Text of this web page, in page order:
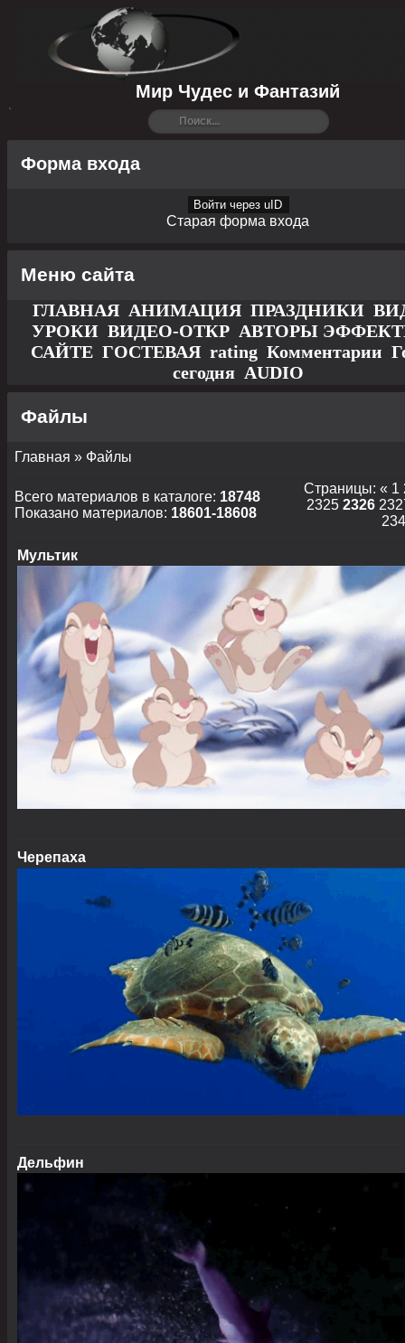
Мир Чудес и Фантазий
Форма входа
Войти через uID
Старая форма входа
Меню сайта
ГЛАВНАЯ АНИМАЦИЯ ПРАЗДНИКИ
УРОКИ ВИДЕО-ОТКР АВТОРЫ
САЙТЕ ГОСТЕВАЯ rating Комментарии
сегодня AUDIO
Файлы
Главная » Файлы
Всего материалов в каталоге: 18748
Показано материалов: 18601-18608
Страницы: « 1
2325 2326
Мультик
Черепаха
Дельфин